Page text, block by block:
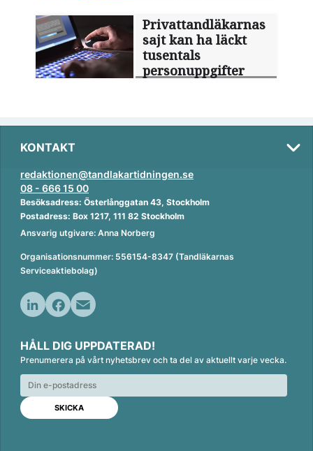
Privattandläkarnas
sajt kan ha läckt
tusentals
personuppgifter
KONTAKT
redaktionen@tandlakartidningen.se
08 - 666 15 00
Besöksadress: Österlånggatan 43, Stockholm
Postadress: Box 1217, 111 82 Stockholm
Ansvarig utgivare: Anna Norberg
Organisationsnummer: 556154-8347 (Tandläkarnas
Serviceaktiebolag)
n
k
e
d
n
c
e
b
o
o
k
a
i
l
HÅLL DIG UPPDATERAD!
Prenumerera på vårt nyhetsbrev och ta del av aktuellt varje vecka.